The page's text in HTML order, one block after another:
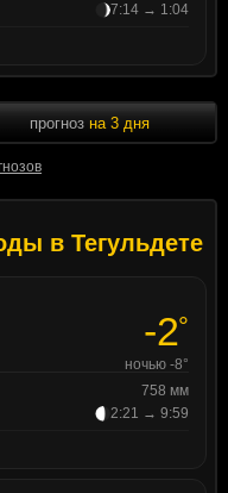
7:14 → 1:04
прогноз на 3 дня
в Тегульдете
-2°
ночью -8°
758 мм
2:21 → 9:59